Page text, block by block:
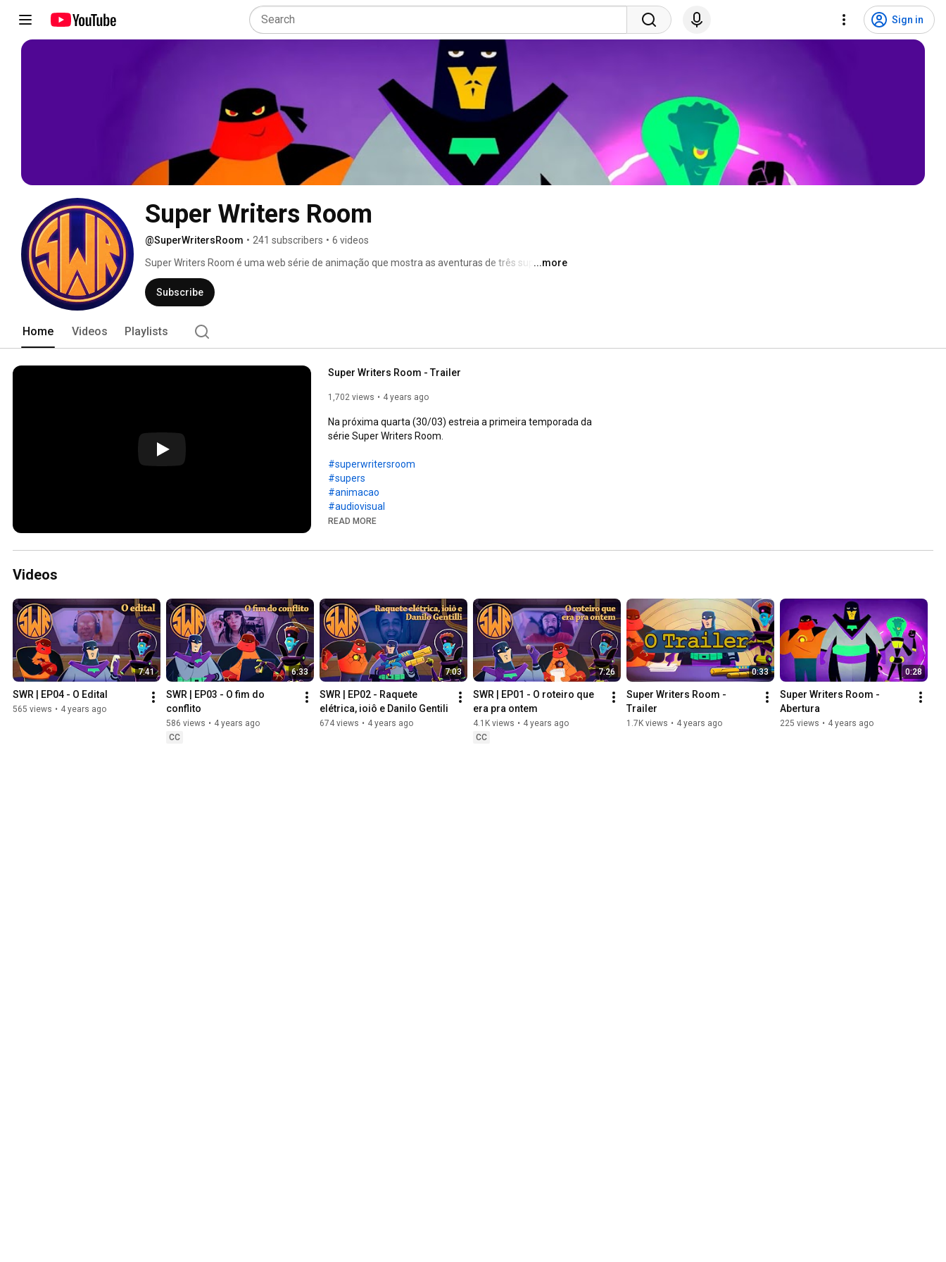
Sign in
Super Writers Room
@SuperWritersRoom • 241 subscribers • 6 videos
Super Writers Room é uma web série de animação que mostra as aventuras de três super-
roteiristas canastrões, Irritável Vitor, Estranho Erik e Capitão Tijuca, que tem que usar suas
habilidades especais para entregar os jobs dos mais malucos e sobrenaturais clientes.
...more
Subscribe
Home Videos Playlists
Super Writers Room - Trailer
1,702 views 4 years ago
Na próxima quarta (30/03) estreia a primeira temporada da
série Super Writers Room.
#superwritersroom
#supers
#animacao
#audiovisual
#roteirista
READ MORE
Videos
7:41
SWR | EP04 - O Edital
565 views • 4 years ago
6:33
SWR | EP03 - O fim do
conflito
586 views • 4 years ago
CC
7:03
SWR | EP02 - Raquete
elétrica, ioiô e Danilo Gentili
674 views • 4 years ago
7:26
SWR | EP01 - O roteiro que
era pra ontem
4.1K views • 4 years ago
CC
0:33
Super Writers Room -
Trailer
1.7K views • 4 years ago
0:28
Super Writers Room -
Abertura
225 views • 4 years ago